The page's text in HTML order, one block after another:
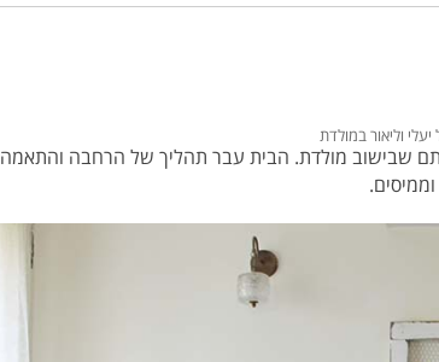
וליאור במולדת
ביתם שבישוב מולדת. הבית עבר תהליך של הרחבה והתאמה